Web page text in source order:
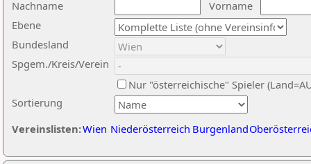
Nachname
Vorname
Ebene
Sortierung
Bundesland
Spgem./Kreis/Verein
Nur "österreichische" Spieler
Vereinslisten:Wien Niederösterreich Burgenland